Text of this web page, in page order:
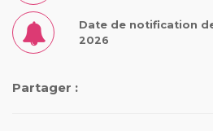
Date de notification
2026
Partager :